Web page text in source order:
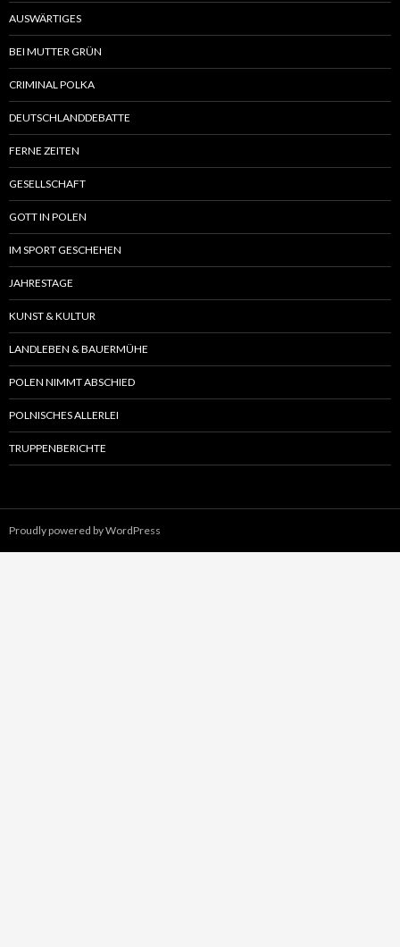
AUSWÄRTIGES
BEI MUTTER GRÜN
CRIMINAL POLKA
DEUTSCHLANDDEBATTE
FERNE ZEITEN
GESELLSCHAFT
GOTT IN POLEN
IM SPORT GESCHEHEN
JAHRESTAGE
KUNST & KULTUR
LANDLEBEN & BAUERMÜHE
POLEN NIMMT ABSCHIED
POLNISCHES ALLERLEI
TRUPPENBERICHTE
Proudly powered by WordPress